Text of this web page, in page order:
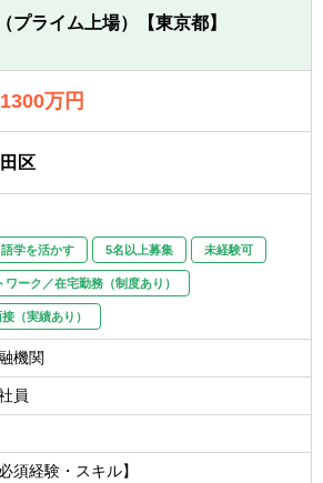
査人に指示・結果の取り纏めを実施
務にあたっては、各海外拠点監査人と密
内＞
菱UFJ銀行、MUFGグループ各社の財務報
SOXに係るリスクアセスメント及び監査
行のみではなく、信託銀行・証券等、
査を実施
プライム上場）【東京都】
万円
区
語学を活かす 5名以上募集 未経験可
ワーク／在宅勤務（制度あり）
（実績あり）
機関
員
必須経験・スキル】